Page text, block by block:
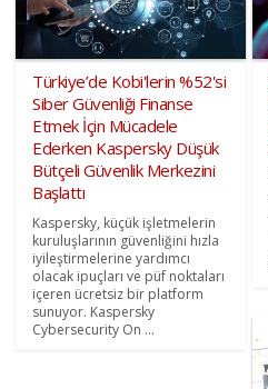
Türkiye’de Kobi'lerin %52'si
Siber Güvenliği Finanse
Etmek İçin Mücadele
Ederken Kaspersky Düşük
Bütçeli Güvenlik Merkezini
Başlattı
Kaspersky, küçük işletmelerin
kuruluşlarının güvenliğini hızla
iyileştirmelerine yardımcı
olacak ipuçları ve püf noktaları
içeren ücretsiz bir platform
sunuyor. Kaspersky
Cybersecurity On ...